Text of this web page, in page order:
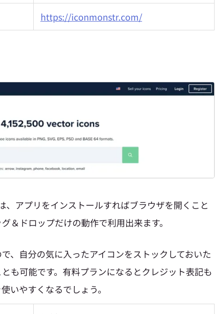
https://iconmonstr.com/
アプリをインストールすればブラウザを開くこと
＆ドロップだけの動作で利用出来ます。
、自分の気に入ったアイコンをストックしておいた
も可能です。有料プランになるとクレジット表記も
いやすくなるでしょう。